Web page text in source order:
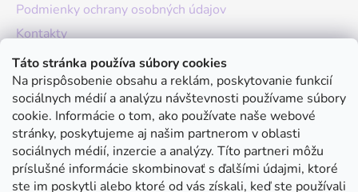
Táto stránka používa súbory cookies
Na prispôsobenie obsahu a reklám, poskytovanie funkcií
sociálnych médií a analýzu návštevnosti používame súbory
cookie. Informácie o tom, ako používate naše webové
stránky, poskytujeme aj našim partnerom v oblasti
sociálnych médií, inzercie a analýzy. Títo partneri môžu
príslušné informácie skombinovať s ďalšími údajmi, ktoré
ste im poskytli alebo ktoré od vás získali, keď ste používali
Podmienky ochrany osobných údajov
Kontakty
O nás
Hodnotenie obchodu
Moja objednávka
Instagram